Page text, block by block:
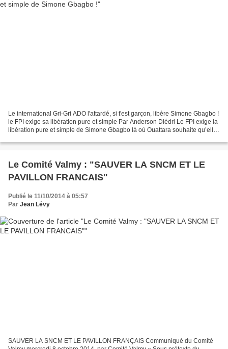
Le international Gri-Gri ADO l'attardé, si t'est garçon, libère Simone Gbagbo !
le FPI exige sa libération pure et simple Par Anderson Diédri Le FPI exige la
libération pure et simple de Simone Gbagbo là où Ouattara souhaite qu’elle
Le Comité Valmy : "SAUVER LA SNCM ET LE
PAVILLON FRANCAIS"
Publié le 11/10/2014 à 05:57
Par Jean Lévy
SAUVER LA SNCM ET LE PAVILLON FRANÇAIS Communiqué du Comité